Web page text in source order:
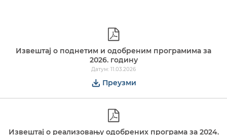
Извештај о поднетим и одобреним програмима за
2026. годину
Датум: 11.03.2026
Преузми
Извештај о реализовању одобрених програма за 2024.